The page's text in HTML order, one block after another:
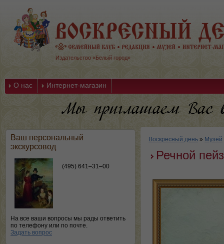
Издательство «Белый город»
О нас Интернет-магазин
Ваш персональный
экскурсовод
(495) 641–31–00
На все ваши вопросы мы рады ответить
по телефону или по почте.
Задать вопрос
Воскресный день » Музей
Речной